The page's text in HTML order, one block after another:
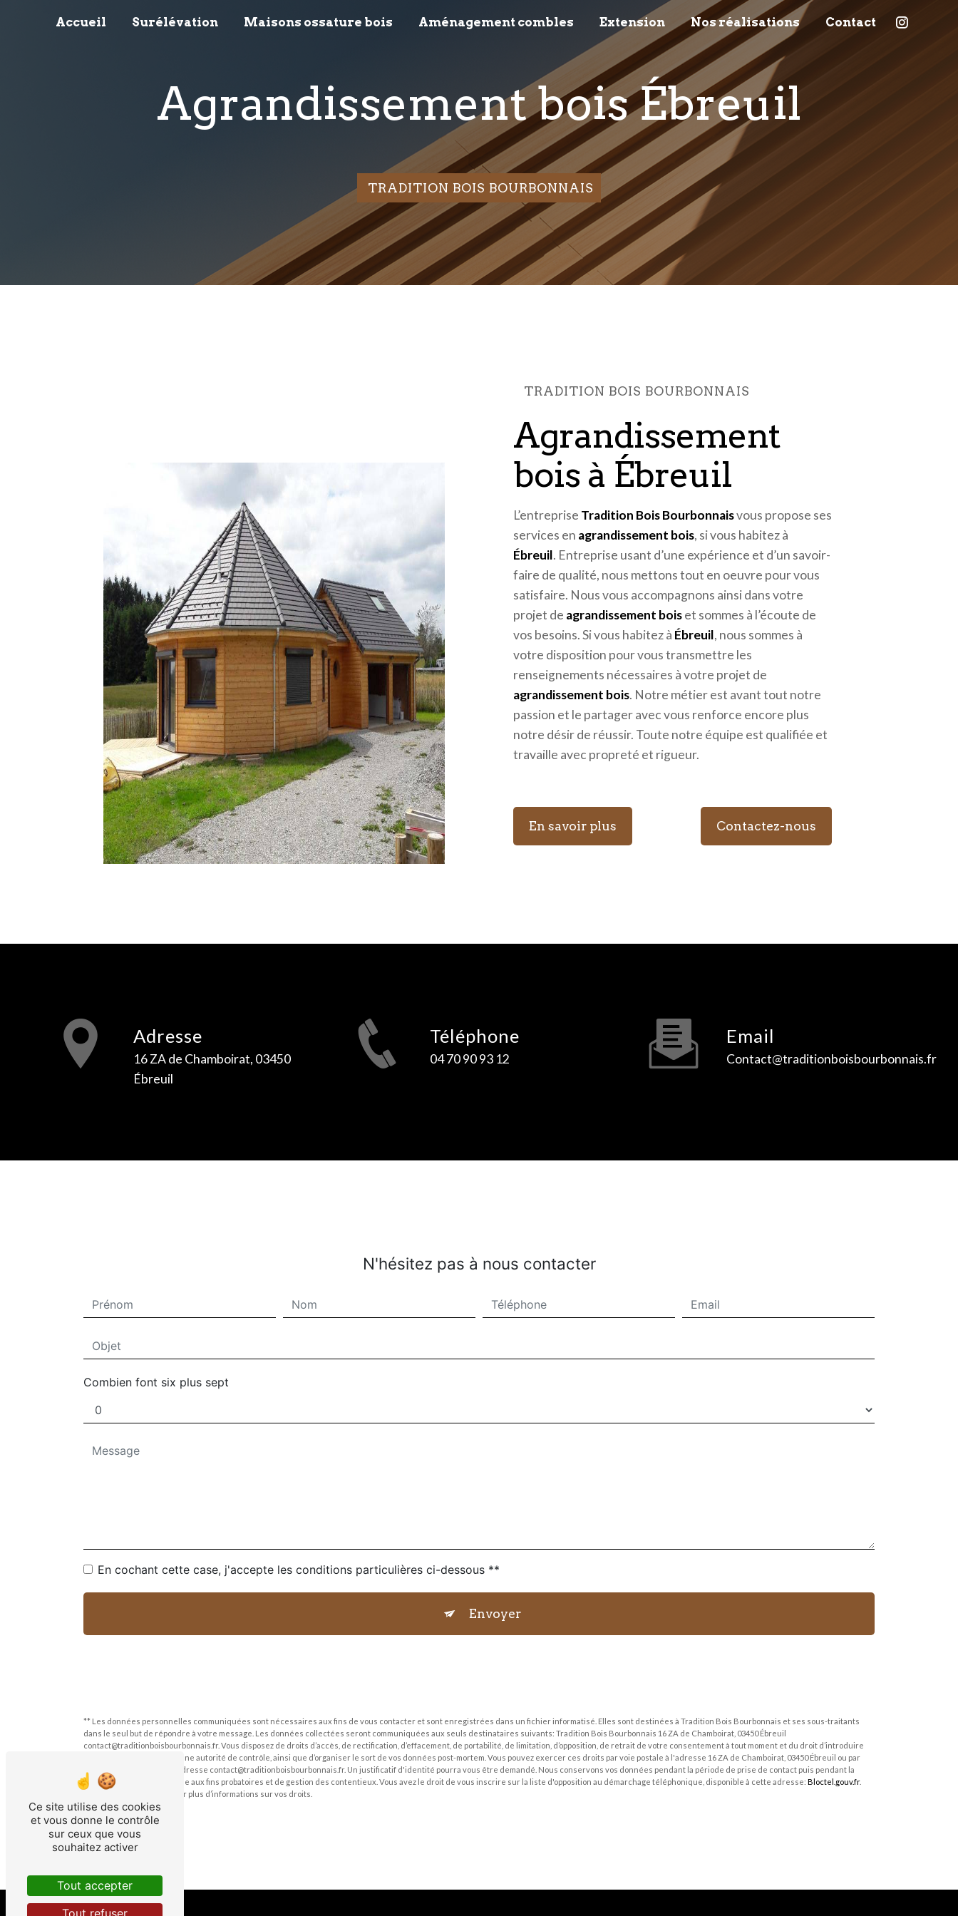
Accueil Surélévation Maisons ossature bois Aménagement combles Extension Nos réalisations Contact
agrandissement bois Ébreuil
TRADITION BOIS BOURBONNAIS
TRADITION BOIS BOURBONNAIS
agrandissement
bois à Ébreuil
L’entreprise Tradition Bois Bourbonnaisvous propose ses
services en agrandissement bois, si vous habitez à
Ébreuil. Entreprise usant d’une expérience et d’un savoir-
faire de qualité, nous mettons tout en oeuvre pour vous
satisfaire. Nous vous accompagnons ainsi dans votre
projet de agrandissement boiset sommes à l’écoute de
vos besoins. Si vous habitez à Ébreuil, nous sommes à
votre disposition pour vous transmettre les
renseignements nécessaires à votre projet de
agrandissement bois. Notre métier est avant tout notre
passion et le partager avec vous renforce encore plus
notre désir de réussir. Toute notre équipe est qualifiée et
travaille avec propreté et rigueur.
En savoir plus Contactez-nous
Adresse
16 ZA de Chamboirat, 03450
Ébreuil
Téléphone
04 70 90 93 12
Email
contact@traditionboisbourbonnais.fr
N'hésitez pas à nous contacter
Combien font six plus sept
En cochant cette case, j'accepte les conditions particulières ci-dessous **
Envoyer
** Les données personnelles communiquées sont nécessaires aux fins de vous contacter et sont enregistrées dans un fichier informatisé. Elles sont destinées à Tradition Bois Bourbonnais et ses sous-traitants
dans le seul but de répondre à votre message. Les données collectées seront communiquées aux seuls destinataires suivants: Tradition Bois Bourbonnais 16 ZA de Chamboirat, 03450 Ébreuil
contact@traditionboisbourbonnais.fr. Vous disposez de droits d’accès, de rectification, d’effacement, de portabilité, de limitation, d’opposition, de retrait de votre consentement à tout moment et du droit d’introduire
une réclamation auprès d’une autorité de contrôle, ainsi que d’organiser le sort de vos données post-mortem. Vous pouvez exercer ces droits par voie postale à l'adresse 16 ZA de Chamboirat, 03450 Ébreuil ou par
courrier électronique à l'adresse contact@traditionboisbourbonnais.fr. Un justificatif d'identité pourra vous être demandé. Nous conservons vos données pendant la période de prise de contact puis pendant la
durée de prescription légale aux fins probatoires et de gestion des contentieux. Vous avez le droit de vous inscrire sur la liste d'opposition au démarchage téléphonique, disponible à cette adresse:
Bloctel.gouv.fr.
Consultez le site cnil.fr pour plus d’informations sur vos droits.
Ce site utilise des cookies
et vous donne le contrôle
sur ceux que vous
souhaitez activer
Tout accepter
Tout refuser